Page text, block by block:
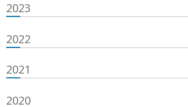
2023
2022
2021
2020